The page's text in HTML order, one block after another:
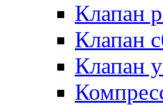
Клапан
Клапан
Клапан